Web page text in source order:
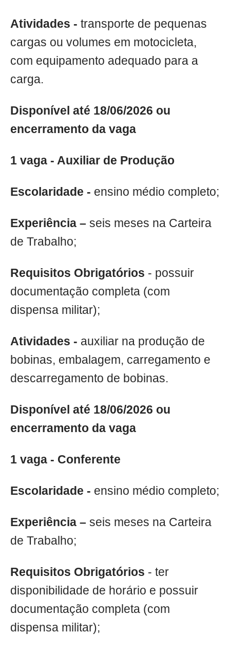
Atividades - transporte de pequenas
cargas ou volumes em motocicleta,
com equipamento adequado para a
carga.
Disponível até 18/06/2026 ou
encerramento da vaga
1 vaga - Auxiliar de Produção
Escolaridade - ensino médio completo;
Experiência – seis meses na Carteira
de Trabalho;
Requisitos Obrigatórios - possuir
documentação completa (com
dispensa militar);
Atividades - auxiliar na produção de
bobinas, embalagem, carregamento e
descarregamento de bobinas.
Disponível até 18/06/2026 ou
encerramento da vaga
1 vaga - Conferente
Escolaridade - ensino médio completo;
Experiência – seis meses na Carteira
de Trabalho;
Requisitos Obrigatórios - ter
disponibilidade de horário e possuir
documentação completa (com
dispensa militar);